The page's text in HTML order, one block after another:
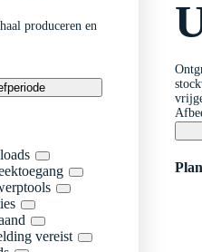
produceren en
vereist